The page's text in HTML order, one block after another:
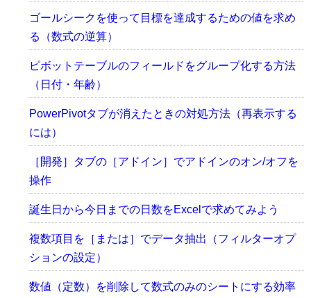
ゴールシークを使って目標を達成するための値を求め
る（数式の逆算）
ピボットテーブルのフィールドをグループ化する方法
（日付・年齢）
PowerPivotタブが消えたときの対処方法（再表示する
には）
［開発］タブの［アドイン］でアドインのオン/オフを
操作
誕生日から今日までの日数をExcelで求めてみよう
複数項目を［または］でデータ抽出（フィルターオプ
ションの設定）
数値（定数）を削除して数式のみのシートにする効率